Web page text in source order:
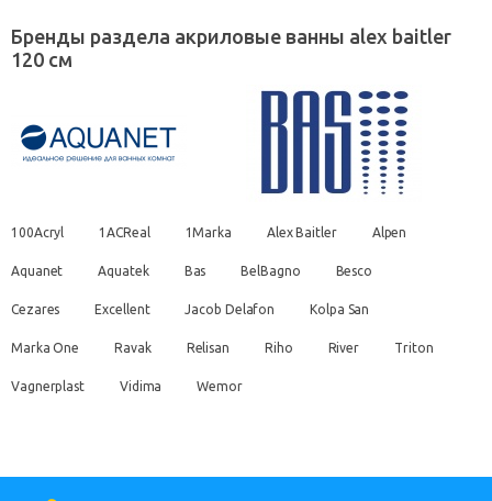
Бренды раздела акриловые ванны alex baitler
120 см
100Acryl 1ACReal 1Marka Alex Baitler Alpen
Aquanet Aquatek Bas BelBagno Besco
Cezares Excellent Jacob Delafon Kolpa San
Marka One Ravak Relisan Riho River Triton
Vagnerplast Vidima Wemor